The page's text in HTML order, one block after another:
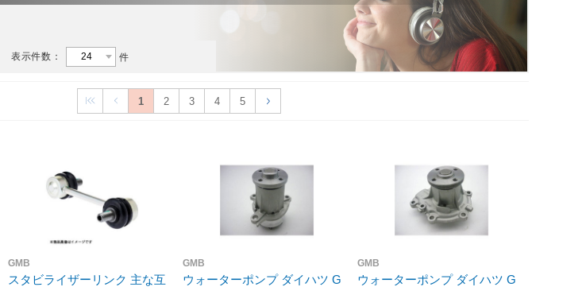
表示件数： 件
1 2 3 4 5
GMB
スタビライザーリンク 主な互
GMB
ウォーターポンプ ダイハツ G
GMB
ウォーターポンプ ダイハツ G